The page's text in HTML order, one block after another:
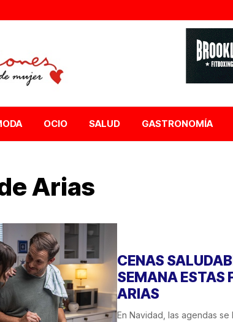
OCIO SALUD GASTRONOMÍA
Arias
CENAS
SEMANA ESTAS
ARIAS
En Navidad, las agendas